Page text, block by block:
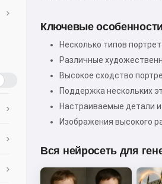
Ключевые
Несколько типов
Различные
Высокое сходство
Поддержка нескольких
Настраиваемые детали
Изображения высокого
Вся нейросеть для
Я